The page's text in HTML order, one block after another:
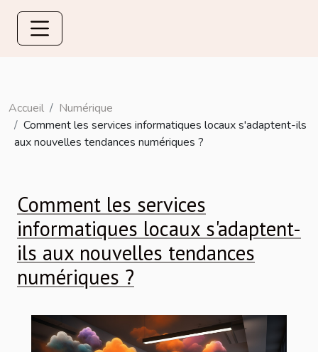
Accueil
Numérique
Comment les services informatiques locaux s'adaptent-ils
aux nouvelles tendances numériques ?
Comment les services
informatiques locaux s'adaptent-
ils aux nouvelles tendances
numériques ?